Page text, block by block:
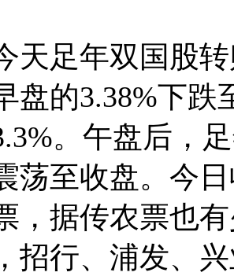
足年双国股转
盘的3.38%下跌
。午盘后，
荡至收盘。今
，据传农票也
招行、浦发、